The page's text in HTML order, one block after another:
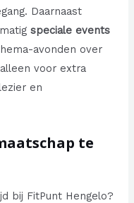
Daarnaast
speciale events
avonden over
voor extra
en
te
bij FitPunt Hengelo?